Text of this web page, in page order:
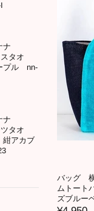
ナ
タオ
ル nn-
ナ
タオ
アカブ
バッグ
ムトート
ズブルー